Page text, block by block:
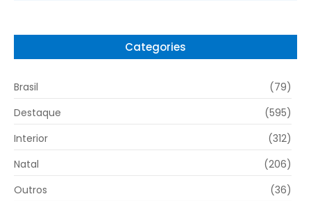
Categories
Brasil
(79)
Destaque
(595)
Interior
(312)
Natal
(206)
Outros
(36)